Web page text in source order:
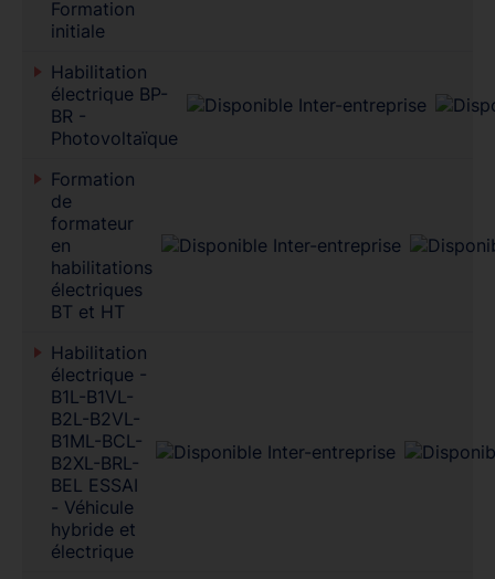
Formation
initiale
Habilitation
électrique BP-
BR -
Photovoltaïque
Formation
de
formateur
en
habilitations
électriques
BT et HT
Habilitation
électrique -
B1L-B1VL-
B2L-B2VL-
B1ML-BCL-
B2XL-BRL-
BEL ESSAI
- Véhicule
hybride et
électrique